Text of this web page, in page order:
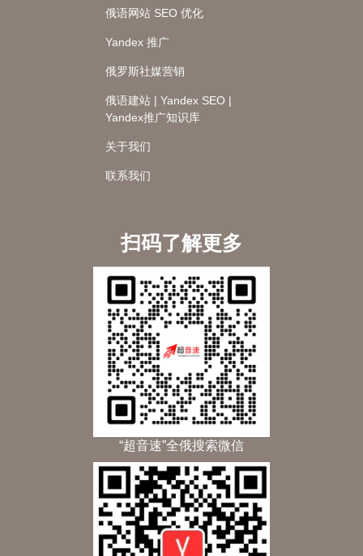
俄语网站 SEO 优化
Yandex 推广
俄罗斯社媒营销
俄语建站 | Yandex SEO |
Yandex推广知识库
关于我们
联系我们
扫码了解更多
“超音速”全俄搜索微信